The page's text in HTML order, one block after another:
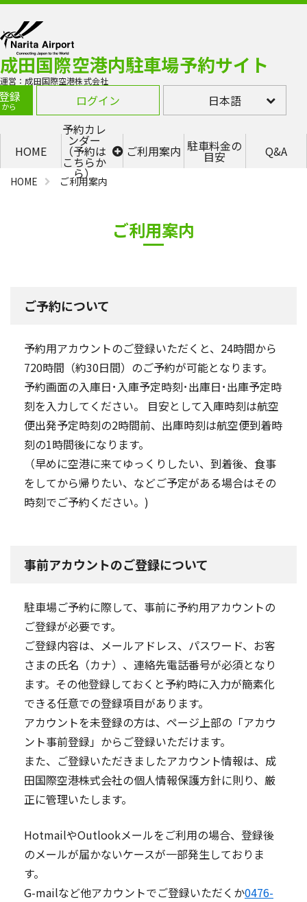
成田国際空港内駐車場予約サイト
運営：成田国際空港株式会社
録
ら ログイン 日本語
HOME
予約カレ
ンダー
（予約は
こちらか
ら）
第1ター
棟）
ご利用案内 駐車料金の
目安 Q&A
HOME ご利用案内
ご利用案内
ご予約について
予約用アカウントのご登録いただくと、24時間から
720時間（約30日間）のご予約が可能となります。
予約画面の入庫日･入庫予定時刻･出庫日･出庫予定時
刻を入力してください。 目安として入庫時刻は航空
便出発予定時刻の2時間前、出庫時刻は航空便到着時
刻の1時間後になります。
（早めに空港に来てゆっくりしたい、到着後、食事
をしてから帰りたい、などご予定がある場合はその
時刻でご予約ください。)
事前アカウントのご登録について
駐車場ご予約に際して、事前に予約用アカウントの
ご登録が必要です。
ご登録内容は、メールアドレス、パスワード、お客
さまの氏名（カナ）、連絡先電話番号が必須となり
ます。その他登録しておくと予約時に入力が簡素化
できる任意での登録項目があります。
アカウントを未登録の方は、ページ上部の「アカウ
ント事前登録」からご登録いただけます。
また、ご登録いただきましたアカウント情報は、成
田国際空港株式会社の個人情報保護方針に則り、厳
正に管理いたします。
HotmailやOutlookメールをご利用の場合、登録後
のメールが届かないケースが一部発生しておりま
す。
G-mailなど他アカウントでご登録いただくか0476-